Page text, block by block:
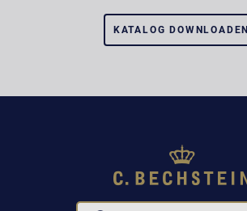
KATALOG DOWNLOADEN